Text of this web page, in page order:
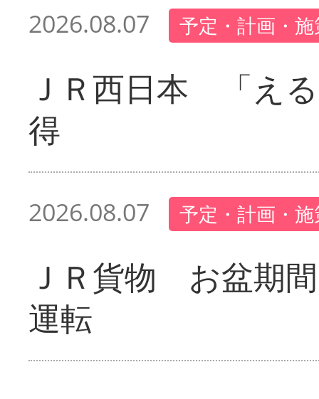
2026.08.07 予定・計画・
ＪＲ西日本 「え
得
2026.08.07 予定・計画・
ＪＲ貨物 お盆期
運転